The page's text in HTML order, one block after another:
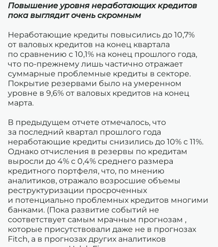
Повышение уровня неработающих кредитов
пока выглядит очень скромным
Неработающие кредиты повысились до 10,7%
от валовых кредитов на конец квартала
по сравнению с 10,1% на конец прошлого года,
что по-прежнему лишь частично отражает
суммарные проблемные кредиты в секторе.
Покрытие резервами было на умеренном
уровне в 9,6% от валовых кредитов на конец
марта.
В предыдущем отчете отмечалось, что
за последний квартал прошлого года
неработающие кредиты снизились до 10% с 11%.
Однако отчисления в резервы по кредитам
выросли до 4% с 0,4% среднего размера
кредитного портфеля, что, по мнению
аналитиков, отражало возросшие объемы
реструктуризации просроченных
и потенциально проблемных кредитов многими
банками. (Пока развитие событий не
соответствует самым мрачным прогнозам ,
которые присутствовали даже не в прогнозах
Fitch, а в прогнозах других аналитиков